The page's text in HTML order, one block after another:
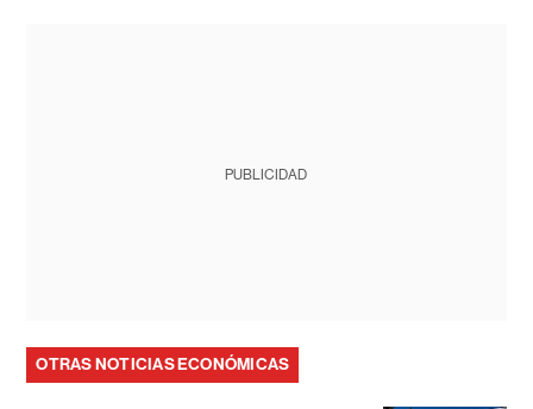
PUBLICIDAD
OTRAS NOTICIAS ECONÓMICAS